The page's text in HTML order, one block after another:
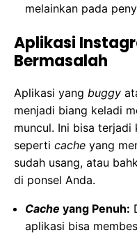
melainkan pada
Aplikasi
Bermasalah
Aplikasi yang buggy
menjadi biang keladi
muncul. Ini bisa terjadi
seperti cache yang
sudah usang, atau
di ponsel Anda.
Cache yang Penuh:
aplikasi bisa